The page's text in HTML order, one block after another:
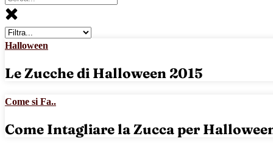
Halloween
Le Zucche di Halloween 2015
Come si Fa..
Come Intagliare la Zucca per